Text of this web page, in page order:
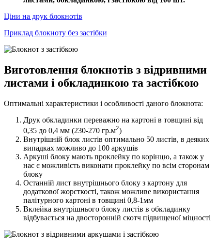
Ціни на друк блокнотів
Приклад блокноту без застібки
Виготовлення блокнотів з відривними
листами і обкладинкою та застібкою
Оптимальні характеристики і особливості даного блокнота:
Друк обкладинки переважно на картоні в товщині від
0,35 до 0,4 мм (230-270 гр.м2)
Внутрішній блок листів оптимально 50 листів, в деяких
випадках можливо до 100 аркушів
Аркуші блоку мають проклейку по корінцю, а також у
нас є можливість виконати проклейку по всім сторонам
блоку
Останній лист внутрішнього блоку з картону для
додаткової жорсткості, також можливе використання
палітурного картоні в товщині 0,8-1мм
Вклейка внутрішнього блоку листів в обкладинку
відбувається на двосторонній скотч підвищеної міцності